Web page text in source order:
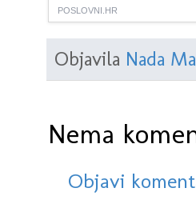
POSLOVNI.HR
Objavila Nada
Nema
Objavi